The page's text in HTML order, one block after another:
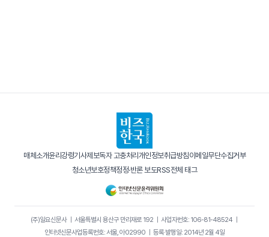
매체소개윤리강령기사제보독자 고충처리개인정보취급방침이메일무단수집거부
청소년보호정책정정·반론 보도RSS전체 태그
(주)일요신문사｜ 서울특별시 용산구 만리재로 192｜ 사업자번호: 106-81-48524｜
인터넷신문사업등록번호: 서울, 아02990 ｜ 등록·발행일: 2014년 2월 4일